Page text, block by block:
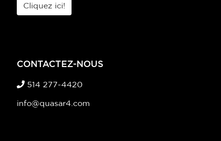
Cliquez ici!
CONTACTEZ-NOUS
514 277-4420
info@quasar4.com